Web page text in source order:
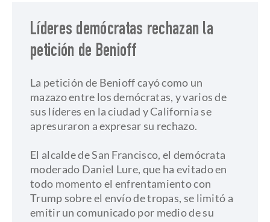
Líderes demócratas rechazan la
petición de Benioff
La petición de Benioff cayó como un
mazazo entre los demócratas, y varios de
sus líderes en la ciudad y California se
apresuraron a expresar su rechazo.
​El alcalde de San Francisco, el demócrata
moderado Daniel Lure, que ha evitado en
todo momento el enfrentamiento con
Trump sobre el envío de tropas, se limitó a
emitir un comunicado por medio de su